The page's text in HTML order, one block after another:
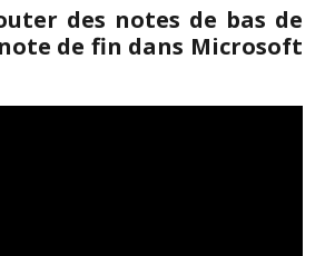
des notes de bas de
de fin dans Microsoft